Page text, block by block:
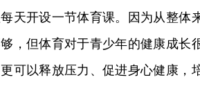
天开设一节体育课。因为从整体
，但体育对于青少年的健康成长
可以释放压力、促进身心健康，